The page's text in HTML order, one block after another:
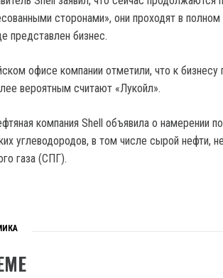
сторонами», они проходят в
представлен бизнес.
офисе компании отметили, что к бизнесу
вероятным считают «Лукойл».
компания Shell объявила о намерении
углеводородов, в том числе сырой нефти,
газа (СПГ).